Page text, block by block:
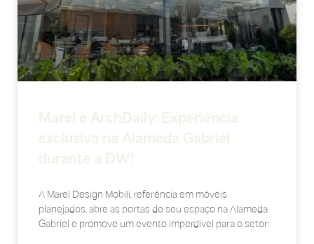
Marel e ArchDaily: Experiência
exclusiva na Alameda Gabriel
durante a DW!
A Marel Design Mobili, referência em móveis
planejados, abre as portas de seu espaço na Alameda
Gabriel e promove um evento imperdível para o setor: